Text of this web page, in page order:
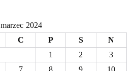
marzec 2024
C P S
N
1
2
3
7 8 9
10